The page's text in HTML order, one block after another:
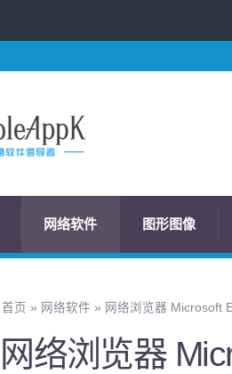
网络软件 图形图像
首页 » 网络软件 » 网络浏览器 Microsoft
网络浏览器